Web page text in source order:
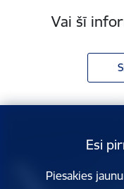
Vai šī
Esi
Piesakies